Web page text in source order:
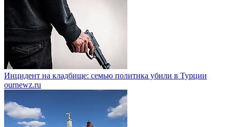
Инцидент на кладбище: семью политика убили в Турции
ournewz.ru